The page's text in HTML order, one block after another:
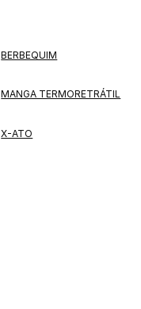
BERBEQUIM
MANGA TERMORETRÁTIL
X-ATO